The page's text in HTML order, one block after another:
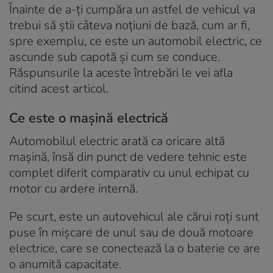
Înainte de a-ți cumpăra un astfel de vehicul va
trebui să știi câteva noțiuni de bază, cum ar fi,
spre exemplu, ce este un automobil electric, ce
ascunde sub capotă și cum se conduce.
Răspunsurile la aceste întrebări le vei afla
citind acest articol.
Ce este o mașină electrică
Automobilul electric arată ca oricare altă
mașină, însă din punct de vedere tehnic este
complet diferit comparativ cu unul echipat cu
motor cu ardere internă.
Pe scurt, este un autovehicul ale cărui roți sunt
puse în mișcare de unul sau de două motoare
electrice, care se conectează la o baterie ce are
o anumită capacitate.